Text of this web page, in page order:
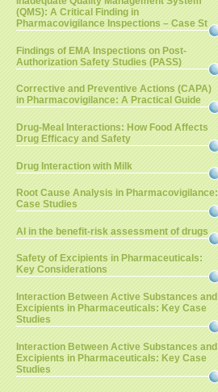
(QMS): A Critical Finding in
Pharmacovigilance Inspections – Case St
Findings of EMA Inspections on Post-
Authorization Safety Studies (PASS)
Corrective and Preventive Actions (CAPA)
in Pharmacovigilance: A Practical Guide
Drug-Meal Interactions: How Food Affects
Drug Efficacy and Safety
Drug Interaction with Milk
Root Cause Analysis in Pharmacovigilance:
Case Studies
AI in the benefit-risk assessment of drugs
Safety of Excipients in Pharmaceuticals:
Key Considerations
Interaction Between Active Substances and
Excipients in Pharmaceuticals: Key Case
Studies
Interaction Between Active Substances and
Excipients in Pharmaceuticals: Key Case
Studies